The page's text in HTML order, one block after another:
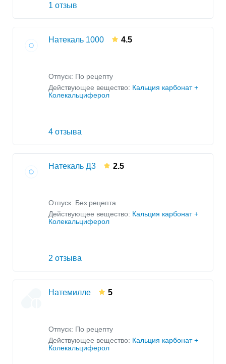
1 отзыв
Натекаль 1000 4.5
Отпуск: По рецепту
Действующее вещество: Кальция карбонат +
Колекальциферол
4 отзыва
Натекаль Д3 2.5
Отпуск: Без рецепта
Действующее вещество: Кальция карбонат +
Колекальциферол
2 отзыва
Натемилле 5
Отпуск: По рецепту
Действующее вещество: Кальция карбонат +
Колекальциферол